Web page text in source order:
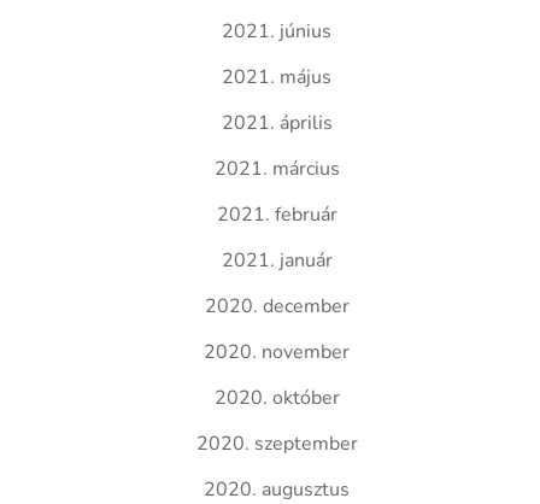
2021. június
2021. május
2021. április
2021. március
2021. február
2021. január
2020. december
2020. november
2020. október
2020. szeptember
2020. augusztus